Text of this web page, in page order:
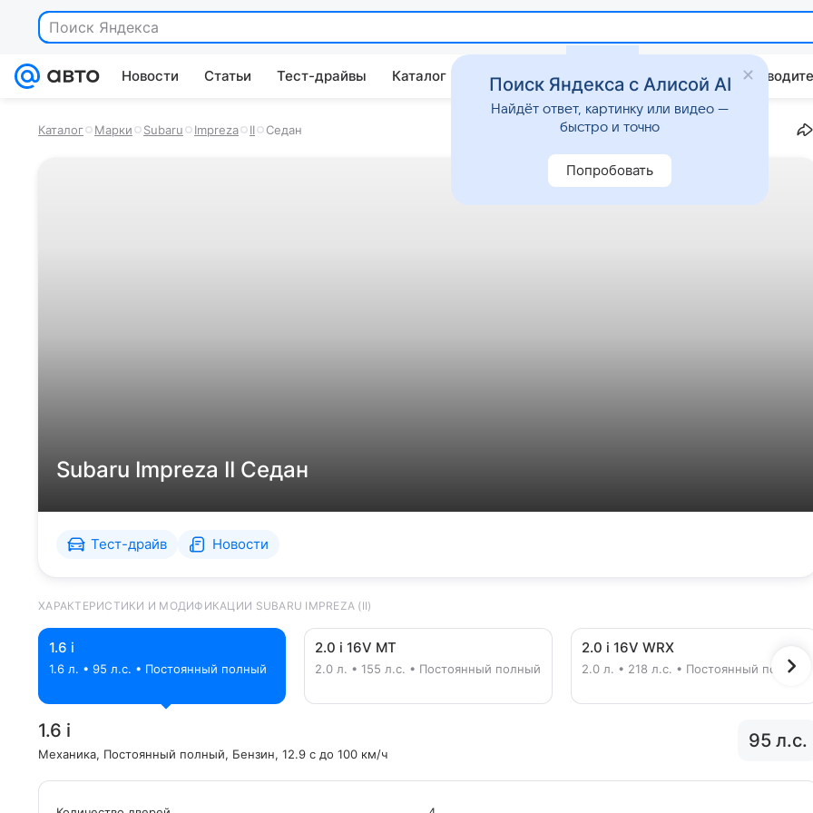
Поиск Яндекса
Новости Статьи Тест-драйвы Каталог Китайские авто Штрафы и ПДД
Каталог Марки Subaru Impreza II Седан
Subaru Impreza II Седан
Тест-драйв Новости
ХАРАКТЕРИСТИКИ И МОДИФИКАЦИИ SUBARU IMPREZA (II)
1.6 i
1.6 л. • 95 л.с. • Постоянный полный
2.0 i 16V MT
2.0 л. • 155 л.с. • Постоянный полный
2.0 i 16V WRX
2.0 л. • 218 л.с. • Постоянный полный
1.6 i
Механика, Постоянный полный, Бензин, 12.9 с до 100 км/ч
95 л.с.
Поиск Яндекса с Алисой AI
Найдёт ответ, картинку или видео —
быстро и точно
Попробовать